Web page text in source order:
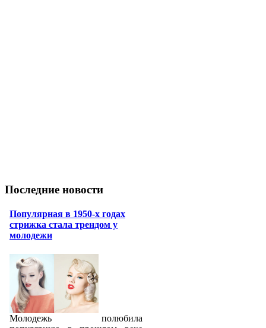
Последние новости
Популярная в 1950-х годах
стрижка стала трендом у
молодежи
Молодежь полюбила